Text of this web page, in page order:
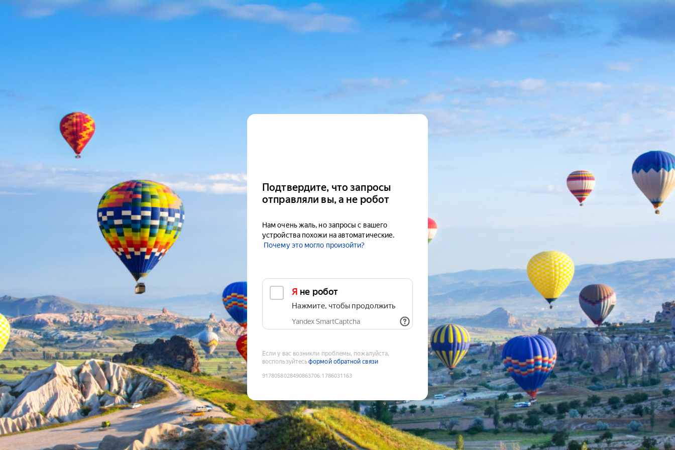
Подтвердите, что запросы
отправляли вы, а не робот
Нам очень жаль, но запросы с вашего
устройства похожи на автоматические.
Почему это могло произойти?
Я не робот
Нажмите, чтобы продолжить
Yandex SmartCaptcha
Если у вас возникли проблемы, пожалуйста,
воспользуйтесьформой обратной связи
9178058028490863706:1786031163